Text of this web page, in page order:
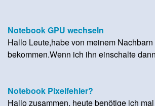
Notebook GPU wechseln
Hallo Leute,habe von meinem
bekommen.Wenn ich ihn einschalte
Notebook Pixelfehler?
Hallo zusammen, heute benötige ich